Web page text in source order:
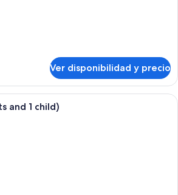
Ver disponibilidad y precio
Habitación de hotel con sofá,
and 1 child)